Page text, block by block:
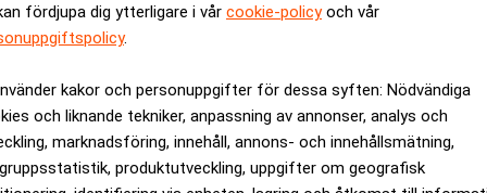
fördjupa dig ytterligare i vår cookie-policyoch vår
.
kakor och personuppgifter för dessa syften: Nödvändiga
och liknande tekniker, anpassning av annonser, analys och
marknadsföring, innehåll, annons- och innehållsmätning,
produktutveckling, uppgifter om geografisk
http://www.realtid.se/nyhetsbrev/
är kostnadsfritt: Prenumerera